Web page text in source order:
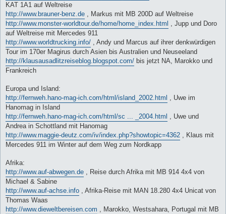
KAT 1A1 auf Weltreise
http://www.brauner-benz.de , Markus mit MB 200D auf Weltreise
http://www.monster-worldtour.de/home/home_index.html , Jupp und Doro
auf Weltreise mit Mercedes 911
http://www.worldtrucking.info/ , Andy und Marcus auf ihrer denkwürdigen
Tour im 170er Magirus durch Asien bis Australien und Neuseeland
http://klausausadlitzreiseblog.blogspot.com/ bis jetzt NA, Marokko und
Frankreich
Europa und Island:
http://fernweh.hano-mag-ich.com/html/island_2002.html , Uwe im
Hanomag in Island
http://fernweh.hano-mag-ich.com/html/sc ... _2004.html , Uwe und
Andrea in Schottland mit Hanomag
http://www.maggie-deutz.com/iv/index.php?showtopic=4362 , Klaus mit
Mercedes 911 im Winter auf dem Weg zum Nordkapp
Afrika:
http://www.auf-abwegen.de , Reise durch Afrika mit MB 914 4x4 von
Michael & Sabine
http://www.auf-achse.info , Afrika-Reise mit MAN 18.280 4x4 Unicat von
Thomas Waas
http://www.dieweltbereisen.com , Marokko, Westsahara, Portugal mit MB